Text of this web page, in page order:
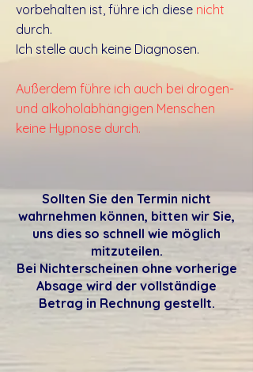
vorbehalten ist, führe ich diese nicht
durch.
Ich stelle auch keine Diagnosen.
Außerdem führe ich auch bei drogen-
und alkoholabhängigen Menschen
keine Hypnose durch.
Sollten Sie den Termin nicht
wahrnehmen können, bitten wir Sie,
uns dies so schnell wie möglich
mitzuteilen.
Bei Nichterscheinen ohne vorherige
Absage wird der vollständige
Betrag in Rechnung gestellt.